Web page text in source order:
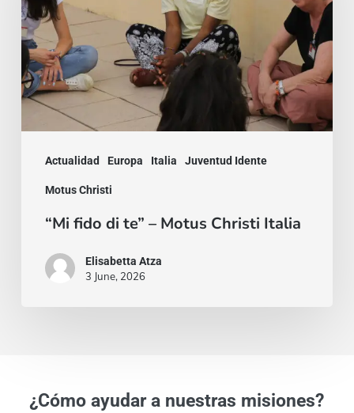
Actualidad Europa Italia Juventud Idente
Motus Christi
te”
–
Motus
Christi
Italia
“Mi fido di te” – Motus Christi Italia
Elisabetta Atza
3 June, 2026
¿Cómo ayudar a nuestras misiones?